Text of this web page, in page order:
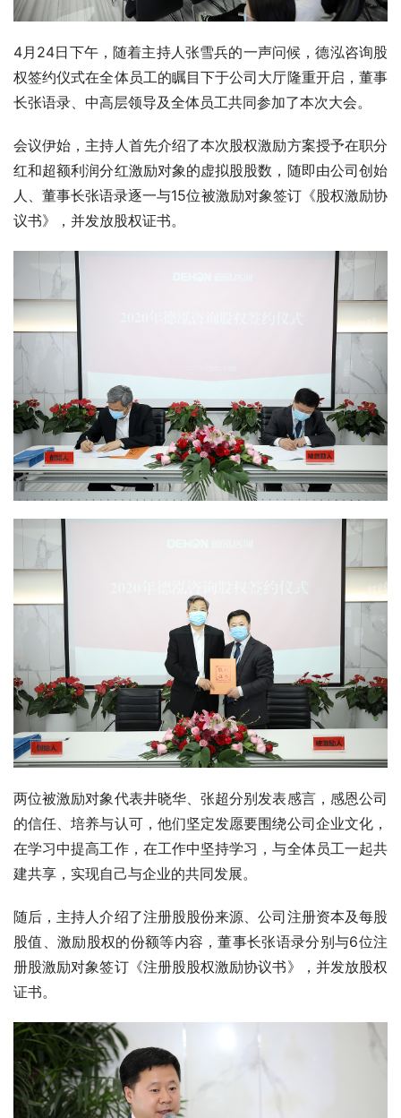
4月24日下午，随着主持人张雪兵的一声问候，德泓咨询股
权签约仪式在全体员工的瞩目下于公司大厅隆重开启，董事
长张语录、中高层领导及全体员工共同参加了本次大会。
会议伊始，主持人首先介绍了本次股权激励方案授予在职分
红和超额利润分红激励对象的虚拟股股数，随即由公司创始
人、董事长张语录逐一与15位被激励对象签订《股权激励协
议书》，并发放股权证书。
两位被激励对象代表井晓华、张超分别发表感言，感恩公司
的信任、培养与认可，他们坚定发愿要围绕公司企业文化，
在学习中提高工作，在工作中坚持学习，与全体员工一起共
建共享，实现自己与企业的共同发展。
随后，主持人介绍了注册股股份来源、公司注册资本及每股
股值、激励股权的份额等内容，董事长张语录分别与6位注
册股激励对象签订《注册股股权激励协议书》，并发放股权
证书。